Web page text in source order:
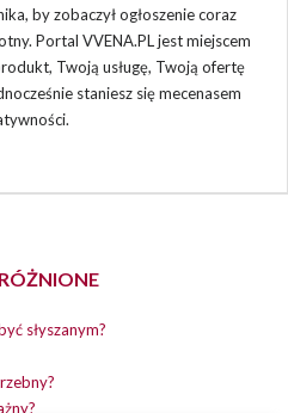
by zobaczył ogłoszenie coraz
Portal VVENA.PL jest miejscem
Twoją usługę, Twoją ofertę
staniesz się mecenasem
słyszanym?